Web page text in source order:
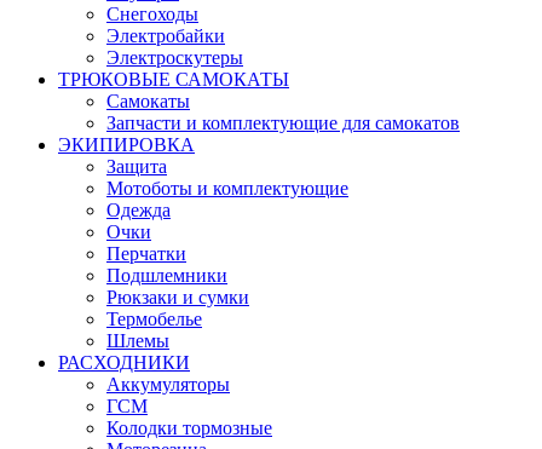
Снегоходы
Электробайки
Электроскутеры
ТРЮКОВЫЕ САМОКАТЫ
Самокаты
Запчасти и комплектующие для самокатов
ЭКИПИРОВКА
Защита
Мотоботы и комплектующие
Одежда
Очки
Перчатки
Подшлемники
Рюкзаки и сумки
Термобелье
Шлемы
РАСХОДНИКИ
Аккумуляторы
ГСМ
Колодки тормозные